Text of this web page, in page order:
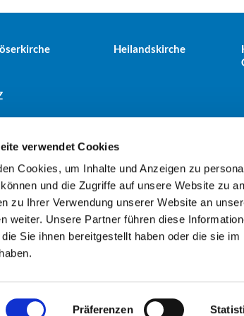
verwendet Cookies
Cookies, um Inhalte und Anzeigen zu
und die Zugriffe auf unsere Website zu
zu Ihrer Verwendung unserer Website an
weiter. Unsere Partner führen diese
Sie ihnen bereitgestellt haben oder die sie
Präferenzen
Heilandskirche
Kirchengemeinde Tiergarten · Alt-Moabit 25, 10559